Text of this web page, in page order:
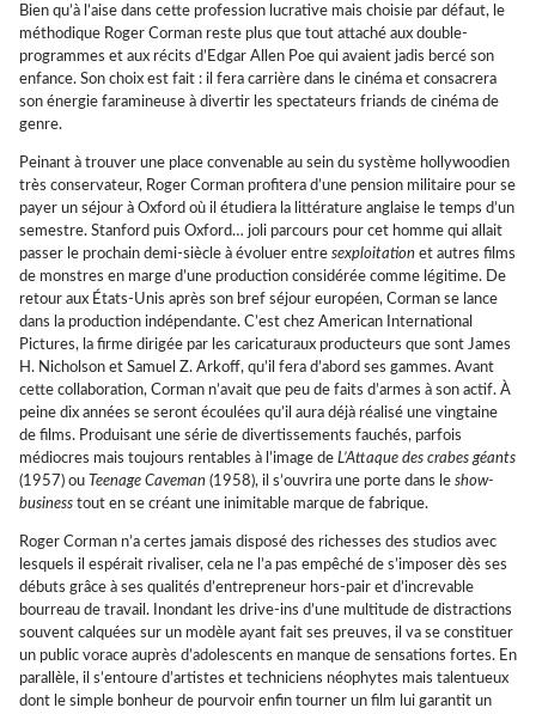
Bien qu’à l’aise dans cette profession lucrative mais choisie par défaut, le
méthodique Roger Corman reste plus que tout attaché aux double-
programmes et aux récits d’Edgar Allen Poe qui avaient jadis bercé son
enfance. Son choix est fait : il fera carrière dans le cinéma et consacrera
son énergie faramineuse à divertir les spectateurs friands de cinéma de
genre.
Peinant à trouver une place convenable au sein du système hollywoodien
très conservateur, Roger Corman profitera d’une pension militaire pour se
payer un séjour à Oxford où il étudiera la littérature anglaise le temps d’un
semestre. Stanford puis Oxford… joli parcours pour cet homme qui allait
passer le prochain demi-siècle à évoluer entre sexploitation et autres films
de monstres en marge d’une production considérée comme légitime. De
retour aux États-Unis après son bref séjour européen, Corman se lance
dans la production indépendante. C’est chez American International
Pictures, la firme dirigée par les caricaturaux producteurs que sont James
H. Nicholson et Samuel Z. Arkoff, qu’il fera d’abord ses gammes. Avant
cette collaboration, Corman n’avait que peu de faits d’armes à son actif. À
peine dix années se seront écoulées qu’il aura déjà réalisé une vingtaine
de films. Produisant une série de divertissements fauchés, parfois
médiocres mais toujours rentables à l’image de L’Attaque des crabes géants
(1957) ou Teenage Caveman (1958), il s’ouvrira une porte dans le show-
business tout en se créant une inimitable marque de fabrique.
Roger Corman n’a certes jamais disposé des richesses des studios avec
lesquels il espérait rivaliser, cela ne l’a pas empêché de s’imposer dès ses
débuts grâce à ses qualités d’entrepreneur hors-pair et d’increvable
bourreau de travail. Inondant les drive-ins d’une multitude de distractions
souvent calquées sur un modèle ayant fait ses preuves, il va se constituer
un public vorace auprès d’adolescents en manque de sensations fortes. En
parallèle, il s’entoure d’artistes et techniciens néophytes mais talentueux
dont le simple bonheur de pourvoir enfin tourner un film lui garantit un